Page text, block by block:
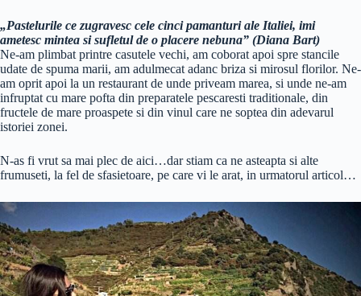
„Pastelurile ce zugravesc cele cinci pamanturi ale Italiei, imi
ametesc mintea si sufletul de o placere nebuna” (Diana Bart)
Ne-am plimbat printre casutele vechi, am coborat apoi spre stancile
udate de spuma marii, am adulmecat adanc briza si mirosul florilor. Ne-
am oprit apoi la un restaurant de unde priveam marea, si unde ne-am
infruptat cu mare pofta din preparatele pescaresti traditionale, din
fructele de mare proaspete si din vinul care ne soptea din adevarul
istoriei zonei.
N-as fi vrut sa mai plec de aici…dar stiam ca ne asteapta si alte
frumuseti, la fel de sfasietoare, pe care vi le arat, in urmatorul articol…